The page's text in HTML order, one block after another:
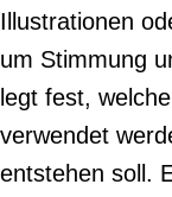
Illustrationen
um Stimmung
legt fest,
verwendet
entstehen soll.